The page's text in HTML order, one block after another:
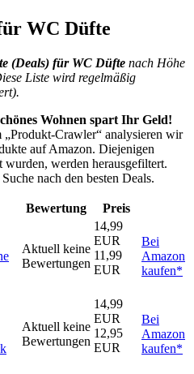
WC Düfte
(Deals) für WC Düfte nach Höhe
Liste wird regelmäßig
Wohnen spart Ihr Geld!
Crawler“ analysieren wir
auf Amazon. Diejenigen
werden herausgefiltert.
nach den besten Deals.
Bewertung Preis
Aktuell keine
Bewertungen
14,99
EUR
11,99
EUR
Bei
Amazon
kaufen*
Aktuell keine
Bewertungen
14,99
EUR
12,95
EUR
Bei
Amazon
kaufen*